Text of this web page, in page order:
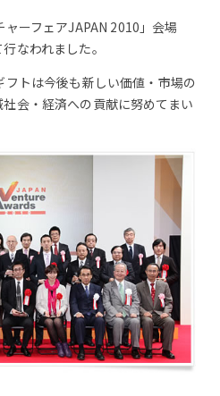
ーフェアJAPAN 2010」会場
なわれました。
トは今後も新しい価値・市場の
会・経済への貢献に努めてまい